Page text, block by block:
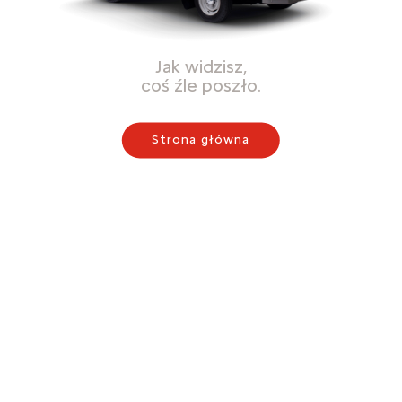
Jak widzisz,
coś źle poszło.
Strona główna